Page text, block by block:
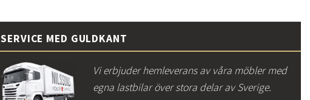
SERVICE MED GULDKANT
Vi erbjuder hemleverans av våra möbler med
egna lastbilar över stora delar av Sverige.